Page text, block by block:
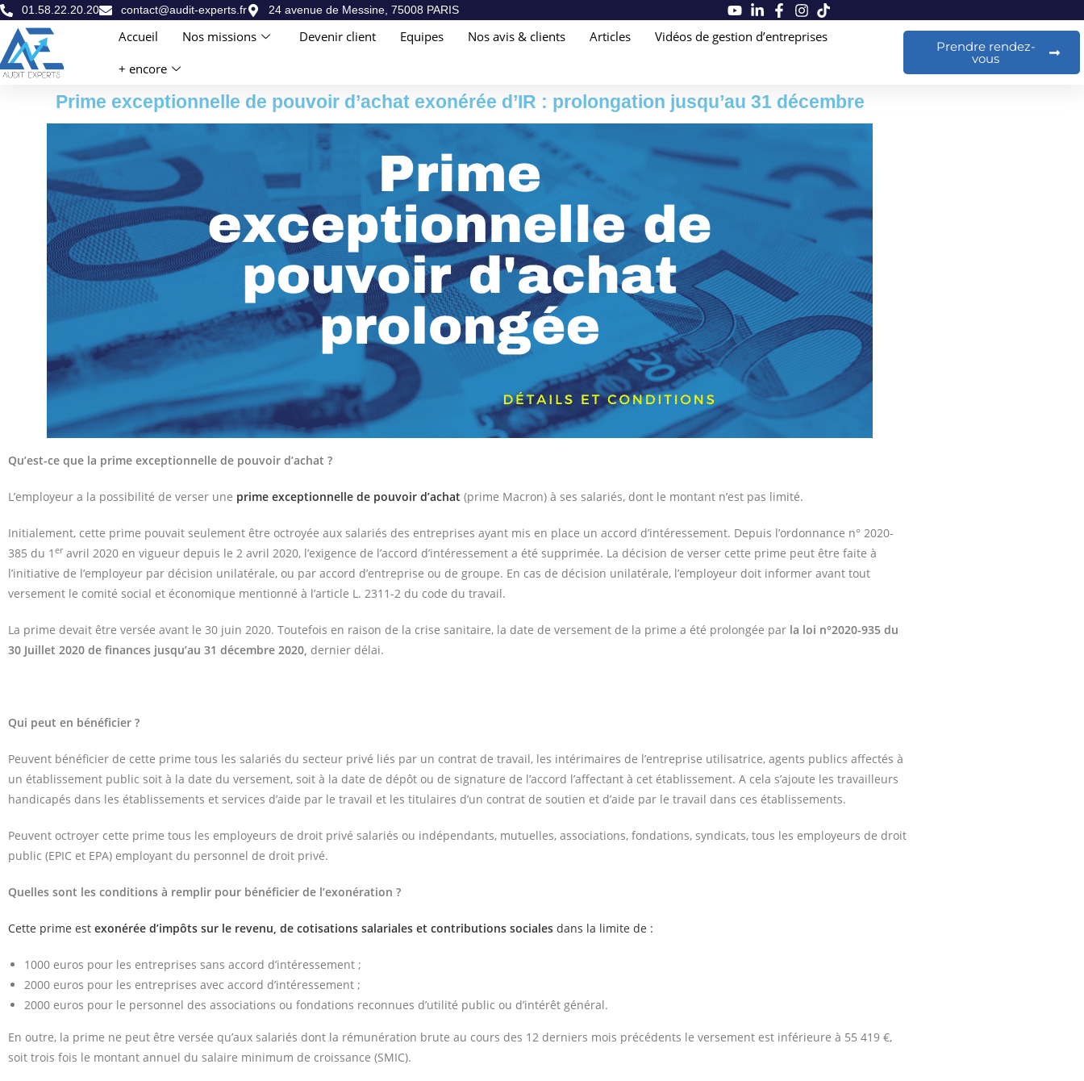
01.58.22.20.20 contact@audit-experts.fr 24 avenue de Messine, 75008 PARIS
Accueil Nos missions Devenir client Equipes Nos avis & clients Articles
Vidéos de gestion d’entreprises
+ encore
Prendre rendez-
vous
Prime exceptionnelle de pouvoir d’achat exonérée d’IR : prolongation jusqu’au 31 décembre
Qu’est-ce que la prime exceptionnelle de pouvoir d’achat ?
L’employeur a la possibilité de verser une prime exceptionnelle de pouvoir d’achat (prime Macron) à ses salariés, dont le montant n’est pas limité.
Initialement, cette prime pouvait seulement être octroyée aux salariés des entreprises ayant mis en place un accord d’intéressement. Depuis l’ordonnance n° 2020-
385 du 1 eravril 2020 en vigueur depuis le 2 avril 2020, l’exigence de l’accord d’intéressement a été supprimée. La décision de verser cette prime peut être faite à
l’initiative de l’employeur par décision unilatérale, ou par accord d’entreprise ou de groupe. En cas de décision unilatérale, l’employeur doit informer avant tout
versement le comité social et économique mentionné à l’article L. 2311-2 du code du travail.
La prime devait être versée avant le 30 juin 2020. Toutefois en raison de la crise sanitaire, la date de versement de la prime a été prolongée par la loi n°2020-935 du
30 Juillet 2020 de finances jusqu’au 31 décembre 2020, dernier délai.
Qui peut en bénéficier ?
Peuvent bénéficier de cette prime tous les salariés du secteur privé liés par un contrat de travail, les intérimaires de l’entreprise utilisatrice, agents publics affectés à
un établissement public soit à la date du versement, soit à la date de dépôt ou de signature de l’accord l’affectant à cet établissement. A cela s’ajoute les travailleurs
handicapés dans les établissements et services d’aide par le travail et les titulaires d’un contrat de soutien et d’aide par le travail dans ces établissements.
Peuvent octroyer cette prime tous les employeurs de droit privé salariés ou indépendants, mutuelles, associations, fondations, syndicats, tous les employeurs de droit
public (EPIC et EPA) employant du personnel de droit privé.
Quelles sont les conditions à remplir pour bénéficier de l’exonération ?
Cette prime est exonérée d’impôts sur le revenu, de cotisations salariales et contributions sociales dans la limite de :
1000 euros pour les entreprises sans accord d’intéressement ;
2000 euros pour les entreprises avec accord d’intéressement ;
2000 euros pour le personnel des associations ou fondations reconnues d’utilité public ou d’intérêt général.
En outre, la prime ne peut être versée qu’aux salariés dont la rémunération brute au cours des 12 derniers mois précédents le versement est inférieure à 55 419 €,
soit trois fois le montant annuel du salaire minimum de croissance (SMIC).